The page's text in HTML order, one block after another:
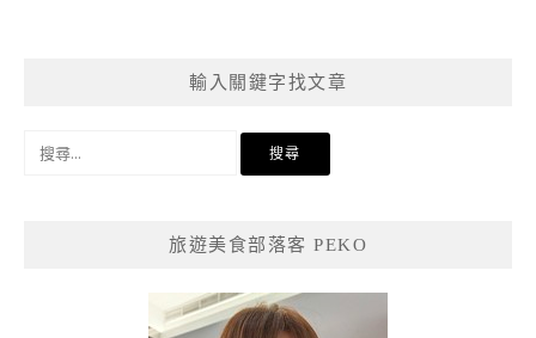
輸入關鍵字找文章
旅遊美食部落客 PEKO